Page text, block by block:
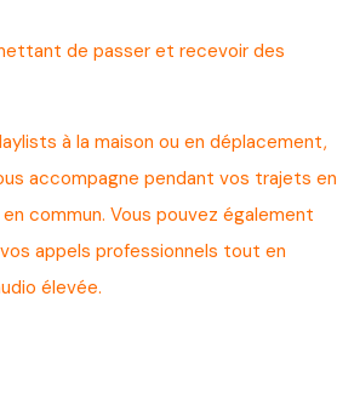
de passer et recevoir des
à la maison ou en déplacement,
accompagne pendant vos trajets en
commun. Vous pouvez également
appels professionnels tout en
élevée.